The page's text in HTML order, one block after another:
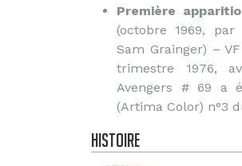
Première
(octobre 1969,
Sam Grainger) –
trimestre 1976,
Avengers # 69 a
(Artima Color) n°3
Histoire